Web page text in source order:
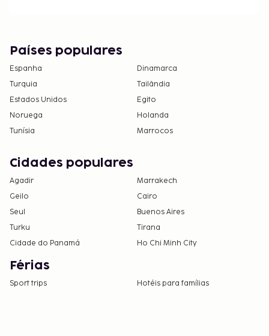
Países populares
Espanha
Dinamarca
Turquia
Tailândia
Estados Unidos
Egito
Noruega
Holanda
Tunísia
Marrocos
Cidades populares
Agadir
Marrakech
Geilo
Cairo
Seul
Buenos Aires
Turku
Tirana
Cidade do Panamá
Ho Chi Minh City
Férias
Sport trips Hotéis para famílias